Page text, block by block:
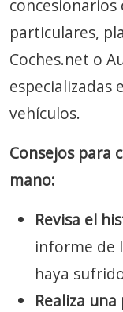
concesionarios
particulares,
Coches.net o
especializadas
vehículos.
Consejos para
mano:
Revisa el
informe de
haya
Realiza